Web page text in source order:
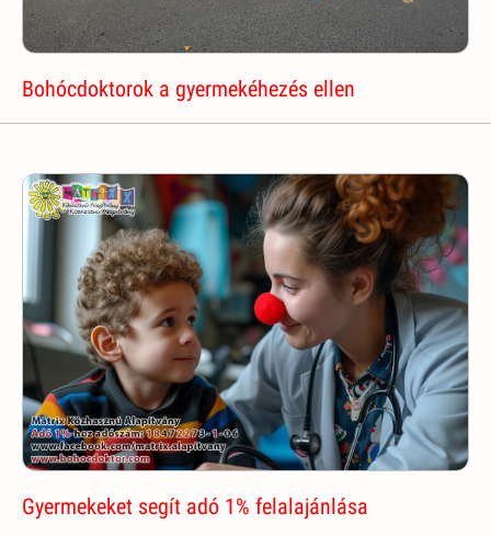
Bohócdoktorok a gyermekéhezés ellen
Gyermekeket segít adó 1% felalajánlása